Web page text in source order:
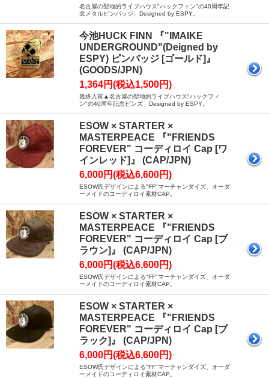
名古屋の聖地的ライブハウス"ハックフィン"の40周年記
念メタルピンバッジ、Designed by ESPY。
今池HUCK FINN 『"IMAIKE
UNDERGROUND"(Deigned by
ESPY) ピンバッジ [ゴールド]』
(GOODS/JPN)
1,364円(税込1,500円)
最終入荷▲名古屋の聖地的ライブハウス"ハックフィ
ン"の40周年記念ピンズ、Designed by ESPY。
ESOW × STARTER ×
MASTERPEACE 『"FRIENDS
FOREVER" コーディロイ Cap [ワ
インレッド]』 (CAP/JPN)
6,000円(税込6,600円)
ESOW氏デザインによる"FF"マーチャンダイズ、オーダ
ーメイドのコーディロイ素材CAP。
ESOW × STARTER ×
MASTERPEACE 『"FRIENDS
FOREVER" コーディロイ Cap [ブ
ラウン]』 (CAP/JPN)
6,000円(税込6,600円)
ESOW氏デザインによる"FF"マーチャンダイズ、オーダ
ーメイドのコーディロイ素材CAP。
ESOW × STARTER ×
MASTERPEACE 『"FRIENDS
FOREVER" コーディロイ Cap [ブ
ラック]』 (CAP/JPN)
6,000円(税込6,600円)
ESOW氏デザインによる"FF"マーチャンダイズ、オーダ
ーメイドのコーディロイ素材CAP。